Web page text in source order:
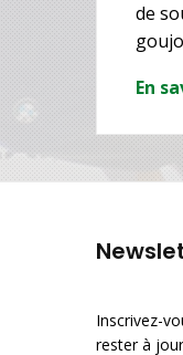
de
En
Inscrivez-
rester à